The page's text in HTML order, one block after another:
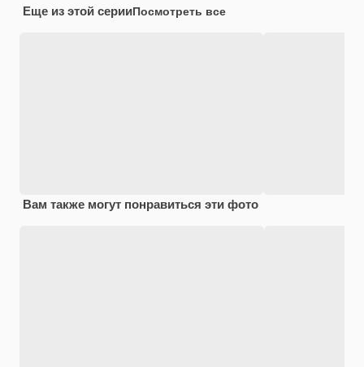
Еще из этой серииПосмотреть все
Вам также могут понравиться эти фото